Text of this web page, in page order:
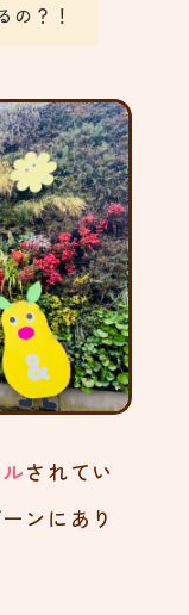
の？！
されてい
ンにあり